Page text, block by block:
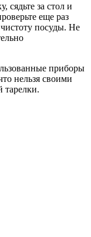
сядьте за стол и
еще раз
чистоту посуды. Не
приборы
нельзя своими
тарелки.